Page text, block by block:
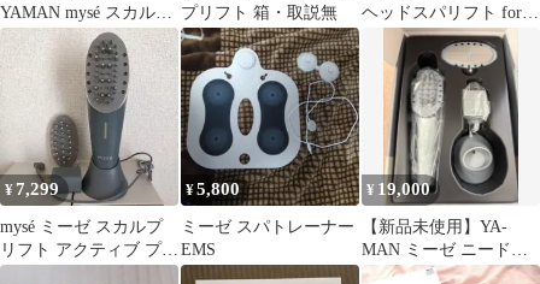
YAMAN mysé スカルプ
リフト MS-80W
プリフト 箱・取説無
ヘッドスパリフト for
Men MS-30G
¥ 7,299
mysé ミーゼ スカルプ
リフト アクティブ プラ
ス MS-82G
¥5,800
ミーゼ スパトレーナー
EMS
¥ 19,000
【新品未使用】YA-
MAN ミーゼ ニードル
リフトブラシ